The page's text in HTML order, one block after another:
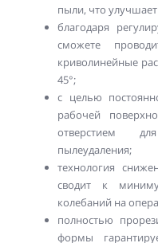
пыли, что
благодаря
сможете
криволинейные
45°;
с целью
рабочей
отверстием
пылеудаления;
технология
сводит к
колебаний на
полностью
формы